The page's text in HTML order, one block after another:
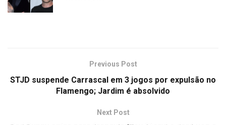
Previous Post
STJD suspende Carrascal em 3 jogos por expulsão no
Flamengo; Jardim é absolvido
Next Post